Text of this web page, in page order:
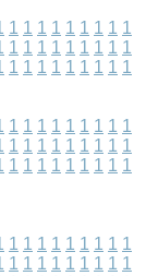
1 1 1 1 1 1 1 1 1
1 1 1 1 1 1 1 1 1
1 1 1 1 1 1 1 1 1
1 1 1 1 1 1 1 1 1
1 1 1 1 1 1 1 1 1
1 1 1 1 1 1 1 1 1
1 1 1 1 1 1 1 1 1
1 1 1 1 1 1 1 1 1